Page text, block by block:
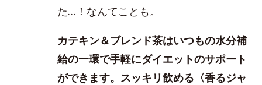
た…！なんてことも。
カテキン＆ブレンド茶はいつもの水分補
給の一環で手軽にダイエットのサポート
ができます。スッキリ飲める〈香るジャ